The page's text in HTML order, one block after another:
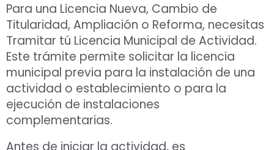
Para una Licencia Nueva, Cambio de
Titularidad, Ampliación o Reforma, necesitas
Tramitar tú Licencia Municipal de Actividad.
Este trámite permite solicitar la licencia
municipal previa para la instalación de una
actividad o establecimiento o para la
ejecución de instalaciones
complementarias.